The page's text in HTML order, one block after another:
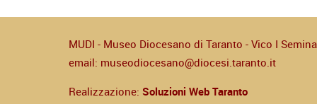
MUDI - Museo Diocesano di Taranto - Vico I
email: museodiocesano@diocesi.taranto.it
Realizzazione: Soluzioni Web Taranto